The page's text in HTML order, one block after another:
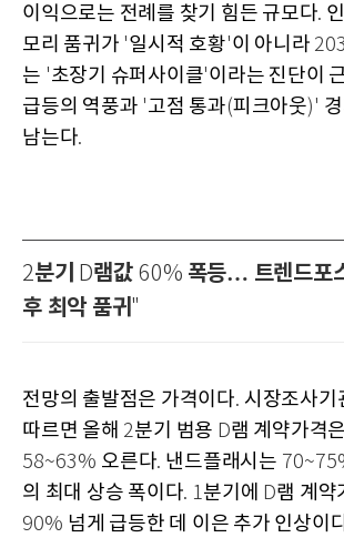
이익으로는 전례를 찾기 힘든 규모다.
모리 품귀가 '일시적 호황'이 아니라
는 '초장기 슈퍼사이클'이라는 진단이
급등의 역풍과 '고점 통과(피크아웃)'
남는다.
2분기 D램값 60% 폭등… 트렌드포
후 최악 품귀 "
전망의 출발점은 가격이다. 시장조사기
따르면 올해 2분기 범용 D램 계약가격
58~63% 오른다. 낸드플래시는
의 최대 상승 폭이다. 1분기에 D램 계약
90% 넘게 급등한 데 이은 추가 인상이